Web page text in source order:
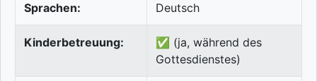
Sprachen: Deutsch
Kinderbetreuung:
✅ (ja, während des
Gottesdienstes)